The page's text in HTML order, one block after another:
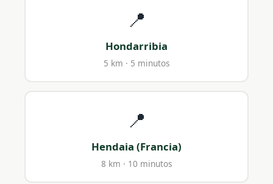
📍
Hondarribia
5 km · 5 minutos
📍
Hendaia (Francia)
8 km · 10 minutos